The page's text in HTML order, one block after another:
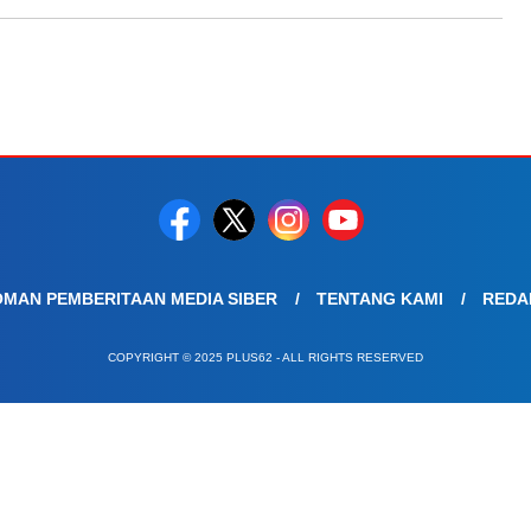
PEMBERITAAN MEDIA SIBER TENTANG KAMI
COPYRIGHT © 2025 PLUS62 - ALL RIGHTS RESERVED